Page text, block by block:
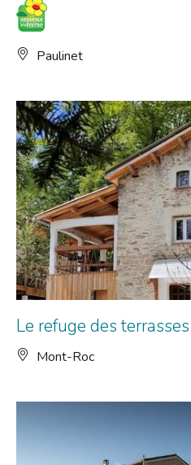
Paulinet
Le refuge des
Mont-Roc